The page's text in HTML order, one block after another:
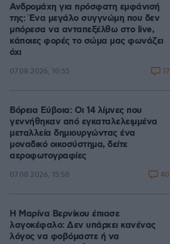
Ανδρομάχη για πρόσφατη εμφάνισή
της: Ένα μεγάλο συγγνώμη που δεν
μπόρεσα να ανταπεξέλθω στο live,
κάποιες φορές το σώμα μας φωνάζει
όχι
07.08.2026, 10:55 17
Βόρεια Εύβοια: Οι 14 λίμνες που
γεννήθηκαν από εγκαταλελειμμένα
μεταλλεία δημιουργώντας ένα
μοναδικό οικοσύστημα, δείτε
αεροφωτογραφίες
07.08.2026, 15:58 40
Η Μαρίνα Βερνίκου έπιασε
λαγοκέφαλο: Δεν υπάρχει κανένας
λόγος να φοβόμαστε ή να